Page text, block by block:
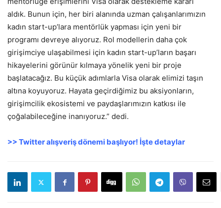
aldık. Bunun için, her biri alanında uzman çalışanlarımızın
kadın start-up’lara mentörlük yapması için yeni bir
programı devreye alıyoruz. Rol modellerin daha çok
girişimciye ulaşabilmesi için kadın start-up’ların başarı
hikayelerini görünür kılmaya yönelik yeni bir proje
başlatacağız. Bu küçük adımlarla Visa olarak elimizi taşın
altına koyuyoruz. Hayata geçirdiğimiz bu aksiyonların,
girişimcilik ekosistemi ve paydaşlarımızın katkısı ile
çoğalabileceğine inanıyoruz.” dedi.
>> Twitter alışveriş dönemi başlıyor! İşte detaylar